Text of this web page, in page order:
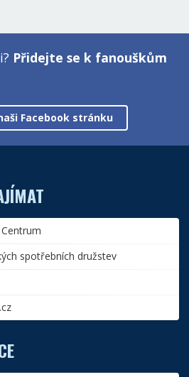
Přidejte se k fanouškům
Facebook stránku
spotřebních družstev